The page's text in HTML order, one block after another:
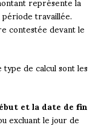
travaillée.
contestée devant le
de calcul sont les
et la date de fin
excluant le jour de